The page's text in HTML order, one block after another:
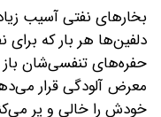
بخارهای نفتی آسیب
دلفین‌ها هر بار که
حفره‌های تنفسی‌شان
معرض آلودگی قرار
خودش را خالی و پر